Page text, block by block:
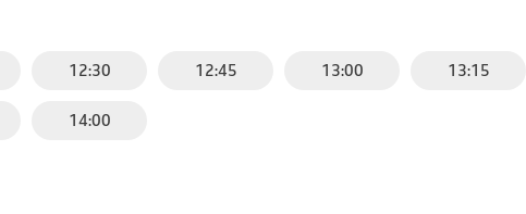
12:30 12:45 13:00 13:15
14:00